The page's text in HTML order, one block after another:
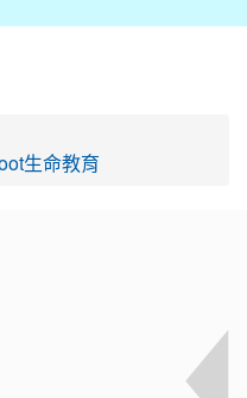
生命教育